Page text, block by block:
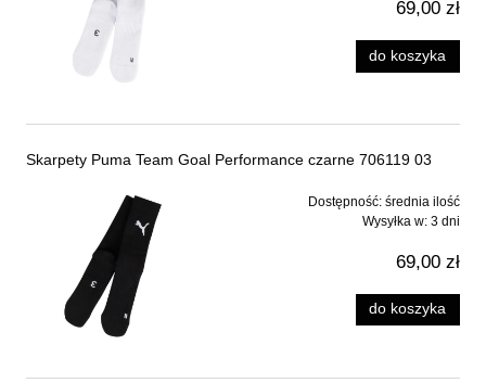
69,00 zł
do koszyka
Skarpety Puma Team Goal Performance czarne 706119 03
Dostępność: średnia ilość
Wysyłka w: 3 dni
69,00 zł
do koszyka